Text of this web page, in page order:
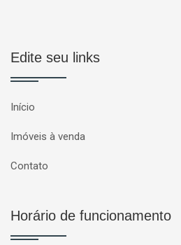
Edite seu links
Início
Imóveis à venda
Contato
Horário de funcionamento